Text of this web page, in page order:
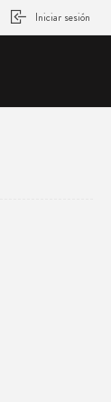
Iniciar sesión